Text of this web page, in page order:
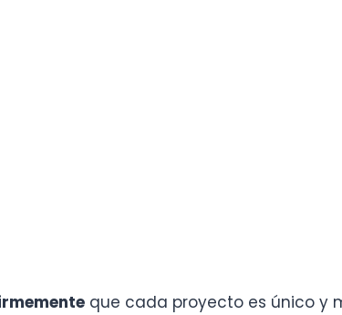
que cada proyecto es único y